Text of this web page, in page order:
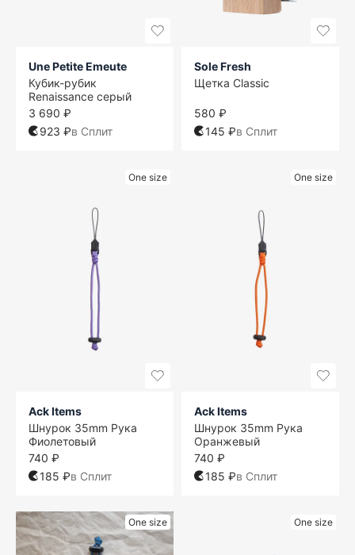
Une Petite Emeute
Кубик-рубик
Renaissance серый
3 690 ₽
923 ₽в Сплит
Sole Fresh
Щетка Classic
580 ₽
145 ₽в Сплит
One size
Ack Items
Шнурок 35mm Рука
Фиолетовый
740 ₽
185 ₽в Сплит
One size
Ack Items
Шнурок 35mm Рука
Оранжевый
740 ₽
185 ₽в Сплит
One size One size